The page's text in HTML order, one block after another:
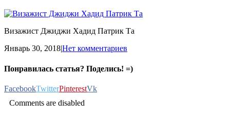
Визажист Джиджи Хадид Патрик Та
Январь 30, 2018|Нет комментариев
Понравилась статья? Поделись! =)
FacebookTwitterPinterestVk
Comments are disabled